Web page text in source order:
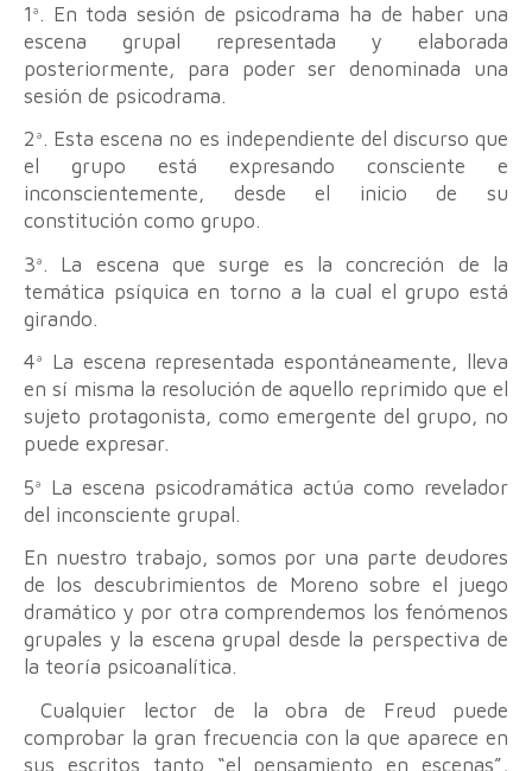
1ª. En toda sesión de psicodrama ha de haber una
escena grupal representada y elaborada
posteriormente, para poder ser denominada una
sesión de psicodrama.
2ª. Esta escena no es independiente del discurso que
el grupo está expresando consciente e
inconscientemente, desde el inicio de su
constitución como grupo.
3ª. La escena que surge es la concreción de la
temática psíquica en torno a la cual el grupo está
girando.
4ª La escena representada espontáneamente, lleva
en sí misma la resolución de aquello reprimido que el
sujeto protagonista, como emergente del grupo, no
puede expresar.
5ª La escena psicodramática actúa como revelador
del inconsciente grupal.
En nuestro trabajo, somos por una parte deudores
de los descubrimientos de Moreno sobre el juego
dramático y por otra comprendemos los fenómenos
grupales y la escena grupal desde la perspectiva de
la teoría psicoanalítica.
Cualquier lector de la obra de Freud puede
comprobar la gran frecuencia con la que aparece en
sus escritos tanto “el pensamiento en escenas”,